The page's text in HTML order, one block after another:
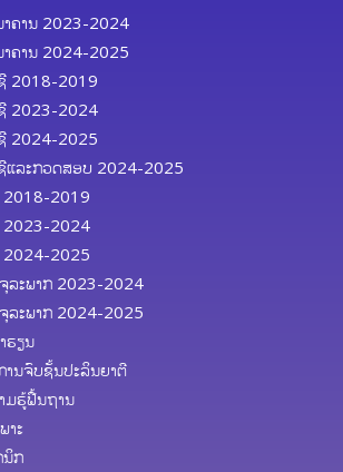
າຄານ 2023-2024
າຄານ 2024-2025
2018-2019
2023-2024
2024-2025
ແລະກວດສອບ 2024-2025
2018-2019
2023-2024
2024-2025
ຈຸລະພາກ 2023-2024
ຈຸລະພາກ 2024-2025
ຮຽນ
ນຈົບຊັ້ນປະລິນຍາຕີ
ມຮູ້ຟື້ນຖານ
າະ
ນິກ